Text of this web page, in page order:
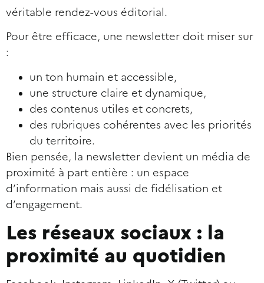
véritable rendez-vous éditorial.
Pour être efficace, une newsletter doit miser sur
:
un ton humain et accessible,
une structure claire et dynamique,
des contenus utiles et concrets,
des rubriques cohérentes avec les priorités
du territoire.
Bien pensée, la newsletter devient un média de
proximité à part entière : un espace
d’information mais aussi de fidélisation et
d’engagement.
Les réseaux sociaux : la
proximité au quotidien